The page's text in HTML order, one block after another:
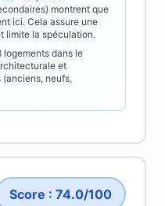
montrent que
ici. Cela assure une
limite la spéculation.
logements dans le
et
neufs,
Score : 74.0/100